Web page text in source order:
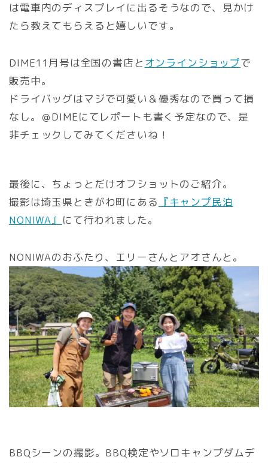
は電車内のディスプレイに出るそうなので、見かけ
たら教えてもらえると嬉しいです。
DIME11月号は全国の書店と オンラインショップで
販売中。
ドライバッグはマジで可愛い＆優秀なので買って損
なし。＠DIMEにてレポートも書く予定なので、是
非チェックしてみてくださいね！
最後に、ちょっとだけオフショットのご紹介。
撮影は埼玉県ときがわ町にある 『キャンプ民泊
NONIWA』 にて行われました。
NONIWAのおふたり、エリーさんとアオさんと。
BBQシーンの撮影。BBQ検定やソロキャンプダムデ